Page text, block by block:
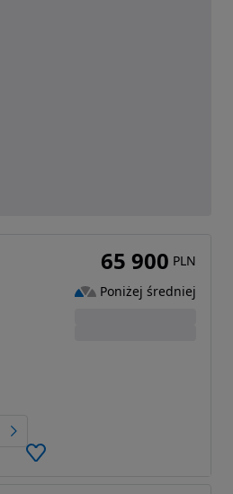
65 900 PLN
Poniżej średniej